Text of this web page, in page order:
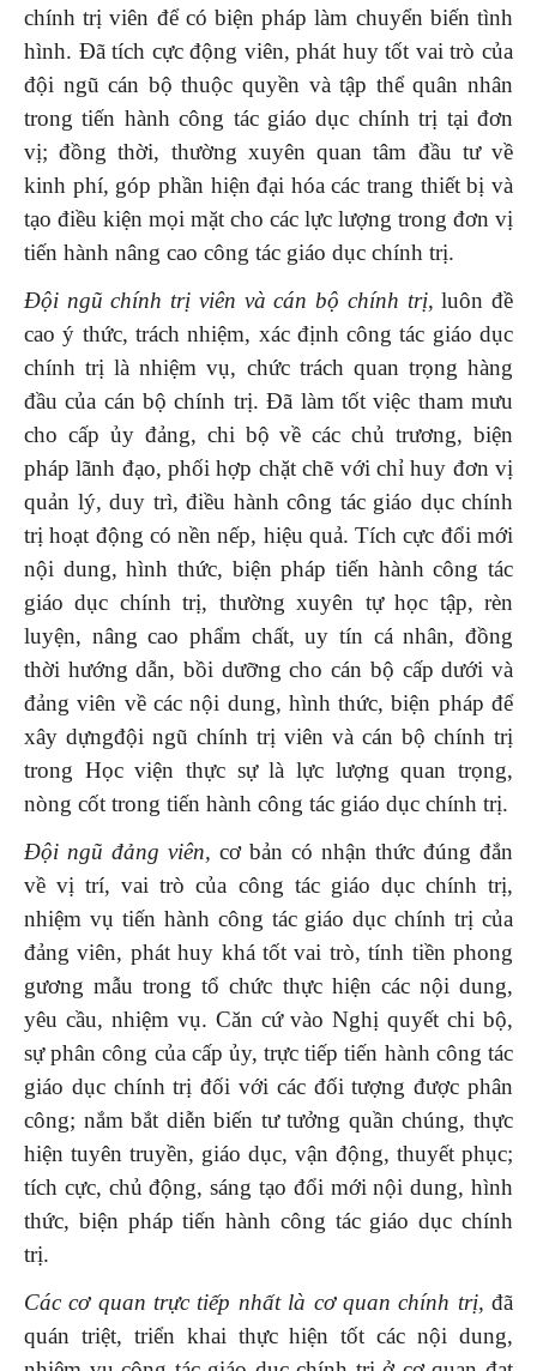
chính trị viên để có biện pháp làm chuyển biến tình
hình. Đã tích cực động viên, phát huy tốt vai trò của
đội ngũ cán bộ thuộc quyền và tập thể quân nhân
trong tiến hành công tác giáo dục chính trị tại đơn
vị; đồng thời, thường xuyên quan tâm đầu tư về
kinh phí, góp phần hiện đại hóa các trang thiết bị và
tạo điều kiện mọi mặt cho các lực lượng trong đơn vị
tiến hành nâng cao công tác giáo dục chính trị.
Đội ngũ chính trị viên và cán bộ chính trị, luôn đề
cao ý thức, trách nhiệm, xác định công tác giáo dục
chính trị là nhiệm vụ, chức trách quan trọng hàng
đầu của cán bộ chính trị. Đã làm tốt việc tham mưu
cho cấp ủy đảng, chi bộ về các chủ trương, biện
pháp lãnh đạo, phối hợp chặt chẽ với chỉ huy đơn vị
quản lý, duy trì, điều hành công tác giáo dục chính
trị hoạt động có nền nếp, hiệu quả. Tích cực đổi mới
nội dung, hình thức, biện pháp tiến hành công tác
giáo dục chính trị, thường xuyên tự học tập, rèn
luyện, nâng cao phẩm chất, uy tín cá nhân, đồng
thời hướng dẫn, bồi dưỡng cho cán bộ cấp dưới và
đảng viên về các nội dung, hình thức, biện pháp để
xây dựngđội ngũ chính trị viên và cán bộ chính trị
trong Học viện thực sự là lực lượng quan trọng,
nòng cốt trong tiến hành công tác giáo dục chính trị.
Đội ngũ đảng viên, cơ bản có nhận thức đúng đắn
về vị trí, vai trò của công tác giáo dục chính trị,
nhiệm vụ tiến hành công tác giáo dục chính trị của
đảng viên, phát huy khá tốt vai trò, tính tiền phong
gương mẫu trong tổ chức thực hiện các nội dung,
yêu cầu, nhiệm vụ. Căn cứ vào Nghị quyết chi bộ,
sự phân công của cấp ủy, trực tiếp tiến hành công tác
giáo dục chính trị đối với các đối tượng được phân
công; nắm bắt diễn biến tư tưởng quần chúng, thực
hiện tuyên truyền, giáo dục, vận động, thuyết phục;
tích cực, chủ động, sáng tạo đổi mới nội dung, hình
thức, biện pháp tiến hành công tác giáo dục chính
trị.
Các cơ quan trực tiếp nhất là cơ quan chính trị, đã
quán triệt, triển khai thực hiện tốt các nội dung,